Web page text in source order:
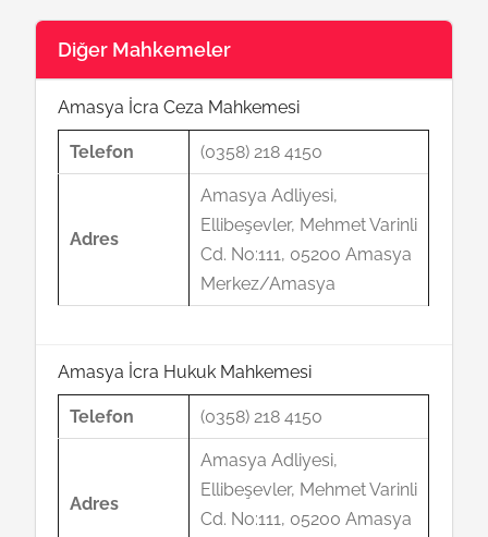
Diğer Mahkemeler
Amasya İcra Ceza Mahkemesi
Telefon (0358) 218 4150
Adres
Amasya Adliyesi,
Ellibeşevler, Mehmet Varinli
Cd. No:111, 05200 Amasya
Merkez/Amasya
Amasya İcra Hukuk Mahkemesi
Telefon (0358) 218 4150
Adres
Amasya Adliyesi,
Ellibeşevler, Mehmet Varinli
Cd. No:111, 05200 Amasya